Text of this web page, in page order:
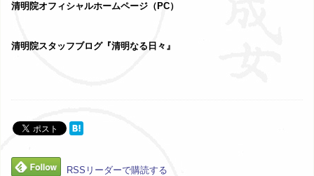
清明院オフィシャルホームページ（PC）
清明院スタッフブログ『清明なる日々』
RSSリーダーで購読する